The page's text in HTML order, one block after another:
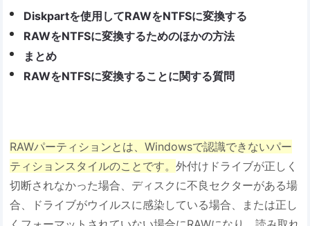
Diskpartを使用してRAWをNTFSに変換する
RAWをNTFSに変換するためのほかの方法
まとめ
RAWをNTFSに変換することに関する質問
RAWパーティションとは、Windowsで認識できないパー
ティションスタイルのことです。外付けドライブが正しく
切断されなかった場合、ディスクに不良セクターがある場
合、ドライブがウイルスに感染している場合、または正し